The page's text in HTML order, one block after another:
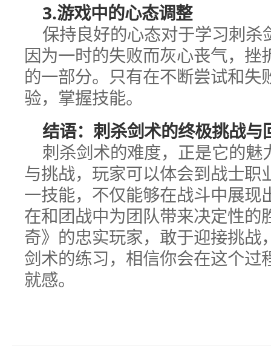
3.游戏中的心态调整
保持良好的心态对于学习刺
因为一时的失败而灰心丧气，挫
的一部分。只有在不断尝试和失
验，掌握技能。
结语：刺杀剑术的终极挑战与
刺杀剑术的难度，正是它的
与挑战，玩家可以体会到战士职
一技能，不仅能够在战斗中展现
在和团战中为团队带来决定性的
奇》的忠实玩家，敢于迎接挑战
剑术的练习，相信你会在这个过
就感。